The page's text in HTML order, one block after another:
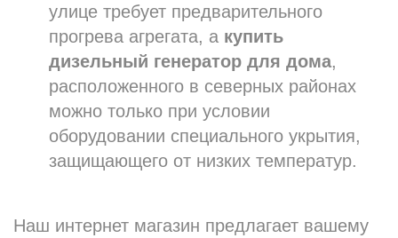
улице требует предварительного
прогрева агрегата, а купить
дизельный генератор для дома,
расположенного в северных районах
можно только при условии
оборудовании специального укрытия,
защищающего от низких температур.
Наш интернет магазин предлагает вашему